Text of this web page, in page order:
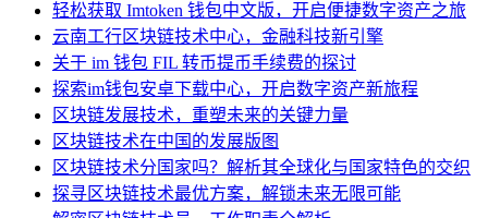
轻松获取 Imtoken 钱包中文版，开启便捷数字资产之旅
云南工行区块链技术中心，金融科技新引擎
关于 im 钱包 FIL 转币提币手续费的探讨
探索im钱包安卓下载中心，开启数字资产新旅程
区块链发展技术，重塑未来的关键力量
区块链技术在中国的发展版图
区块链技术分国家吗？解析其全球化与国家特色的交织
探寻区块链技术最优方案，解锁未来无限可能